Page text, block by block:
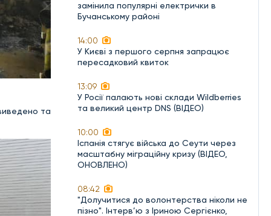
та
замінила популярні електрички в
Бучанському районі
14:00
У Києві з першого серпня запрацює
пересадковий квиток
13:09
У Росії палають нові склади Wildberries
та великий центр DNS (ВІДЕО)
10:00
Іспанія стягує війська до Сеути через
масштабну міграційну кризу (ВІДЕО,
ОНОВЛЕНО)
08:42
"Долучитися до волонтерства ніколи не
пізно". Інтерв’ю з Іриною Сергієнко,